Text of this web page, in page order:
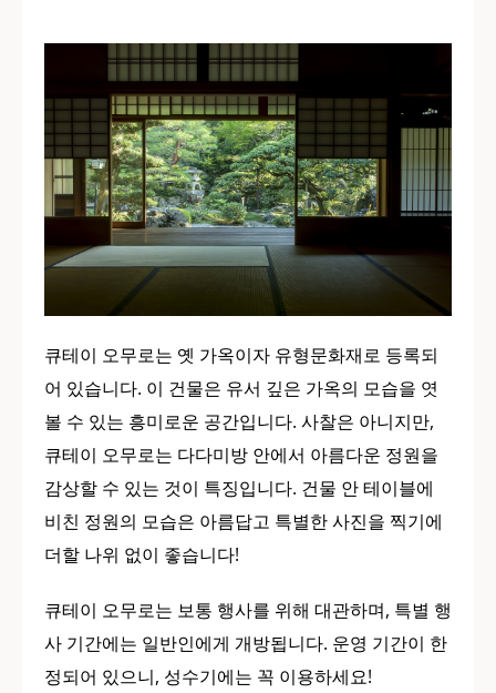
큐테이 오무로는 옛 가옥이자 유형문화재로 등록되
어 있습니다. 이 건물은 유서 깊은 가옥의 모습을 엿
볼 수 있는 흥미로운 공간입니다. 사찰은 아니지만,
큐테이 오무로는 다다미방 안에서 아름다운 정원을
감상할 수 있는 것이 특징입니다. 건물 안 테이블에
비친 정원의 모습은 아름답고 특별한 사진을 찍기에
더할 나위 없이 좋습니다!
큐테이 오무로는 보통 행사를 위해 대관하며, 특별 행
사 기간에는 일반인에게 개방됩니다. 운영 기간이 한
정되어 있으니, 성수기에는 꼭 이용하세요!